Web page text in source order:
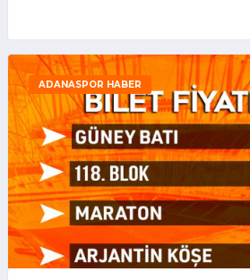
ADANASPOR HABER